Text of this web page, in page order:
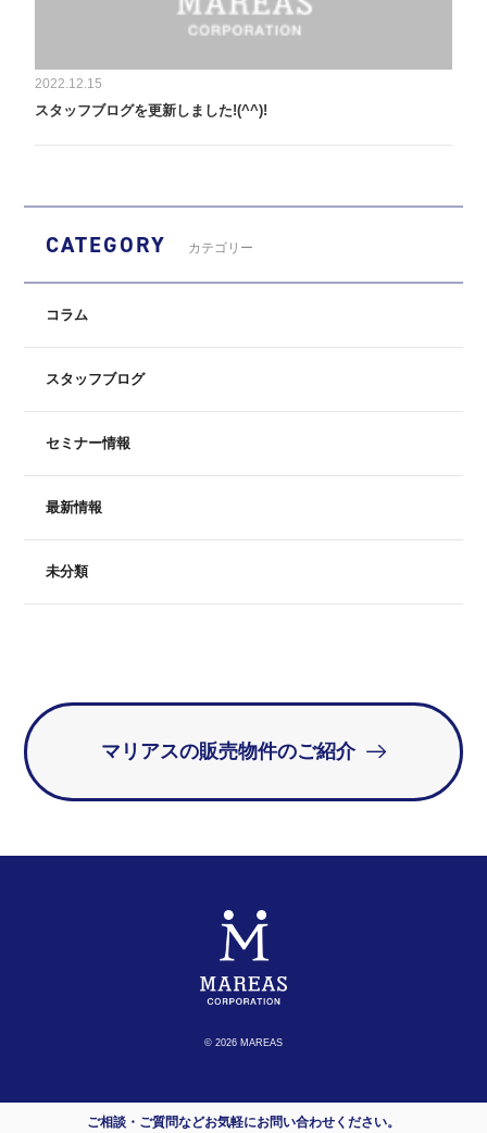
2022.12.15
スタッフブログを更新しました!(^^)!
CATEGORY カテゴリー
コラム
スタッフブログ
セミナー情報
最新情報
未分類
マリアスの販売物件のご紹介
ご相談・ご質問などお気軽にお問い合わせください。
© 2026 MAREAS